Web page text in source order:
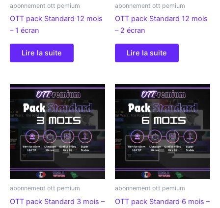
abonnement ott pemium
OTT pack Standard 12 mois
– 1 écran
Lire la suite
abonnement ott pemium
OTT pack Standard 12 mois
– 2 écran
Lire la suite
abonnement ott pemium
OTT pack Standard 3 mois –
abonnement ott pemium
OTT pack Standard 6 mois –